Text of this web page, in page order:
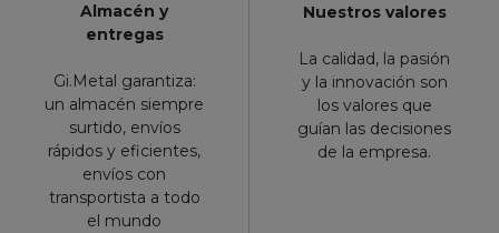
Almacén y
entregas
Gi.Metal garantiza:
un almacén siempre
surtido, envíos
rápidos y eficientes,
envíos con
transportista a todo
el mundo
Nuestros valores
La calidad, la pasión
y la innovación son
los valores que
guían las decisiones
de la empresa.